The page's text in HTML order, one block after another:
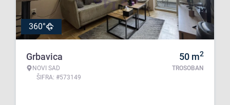
360°
Grbavica
NOVI SAD
ŠIFRA: #573149
50 m2
TROSOBAN